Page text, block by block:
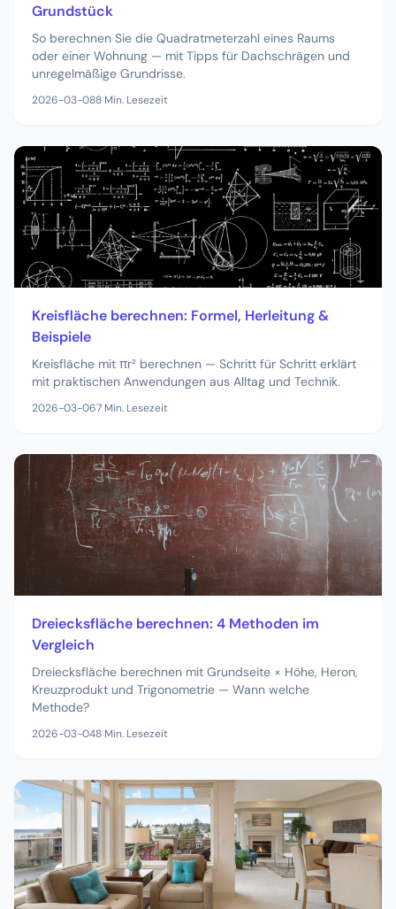
Grundstück
So berechnen Sie die Quadratmeterzahl eines Raums
oder einer Wohnung — mit Tipps für Dachschrägen und
unregelmäßige Grundrisse.
2026-03-088 Min. Lesezeit
Kreisfläche berechnen: Formel, Herleitung &
Beispiele
Kreisfläche mit πr² berechnen — Schritt für Schritt erklärt
mit praktischen Anwendungen aus Alltag und Technik.
2026-03-067 Min. Lesezeit
Dreiecksfläche berechnen: 4 Methoden im
Vergleich
Dreiecksfläche berechnen mit Grundseite × Höhe, Heron,
Kreuzprodukt und Trigonometrie — Wann welche
Methode?
2026-03-048 Min. Lesezeit